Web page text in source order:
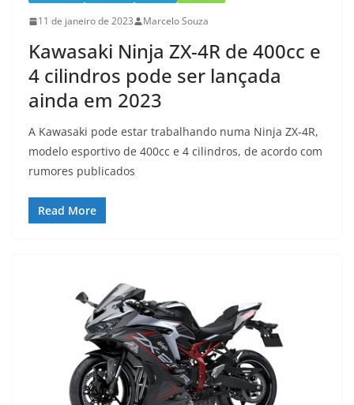
11 de janeiro de 2023 Marcelo Souza
Kawasaki Ninja ZX-4R de 400cc e
4 cilindros pode ser lançada
ainda em 2023
A Kawasaki pode estar trabalhando numa Ninja ZX-4R,
modelo esportivo de 400cc e 4 cilindros, de acordo com
rumores publicados
Read More